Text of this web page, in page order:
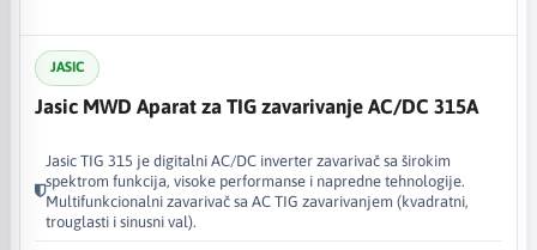
JASIC
Jasic MWD Aparat za TIG zavarivanje AC/DC 315A
Jasic TIG 315 je digitalni AC/DC inverter zavarivač sa širokim
spektrom funkcija, visoke performanse i napredne tehnologije.
Multifunkcionalni zavarivač sa AC TIG zavarivanjem (kvadratni,
trouglasti i sinusni val).